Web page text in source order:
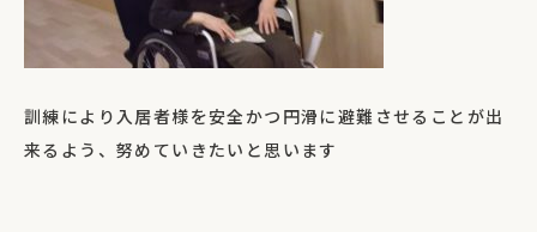
訓練により入居者様を安全かつ円滑に避難させることが出
来るよう、努めていきたいと思います